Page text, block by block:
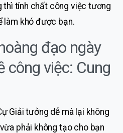
thì tính chất công việc tương
làm khó được bạn.
đạo ngày
việc: Cung
Giải tưởng dễ mà lại không
phải không tạo cho bạn